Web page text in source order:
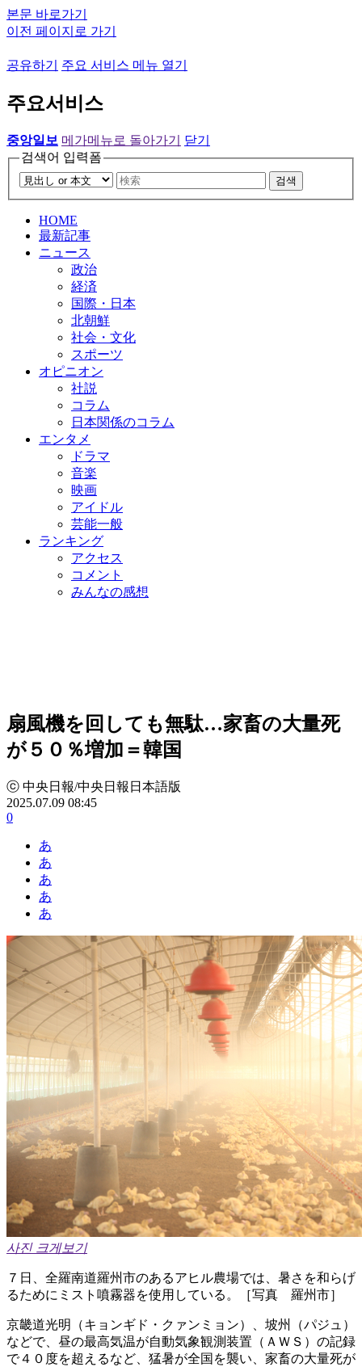
본문 바로가기
이전 페이지로 가기
공유하기 주요 서비스 메뉴 열기
주요서비스
중앙일보 메가메뉴로 돌아가기
닫기
검색어 입력폼
검색
HOME
最新記事
ニュース
政治
経済
国際・日本
北朝鮮
社会・文化
スポーツ
オピニオン
社説
コラム
日本関係のコラム
エンタメ
ドラマ
音楽
映画
アイドル
芸能一般
ランキング
アクセス
コメント
みんなの感想
扇風機を回しても無駄…家畜の大量死
が５０％増加＝韓国
ⓒ 中央日報/中央日報日本語版
2025.07.09 08:45
0
あ
あ
あ
あ
あ
사진 크게보기
７日、全羅南道羅州市のあるアヒル農場では、暑さを和らげ
るためにミスト噴霧器を使用している。［写真 羅州市］
京畿道光明（キョンギド・クァンミョン）、坡州（パジュ）
などで、昼の最高気温が自動気象観測装置（ＡＷＳ）の記録
で４０度を超えるなど、猛暑が全国を襲い、家畜の大量死が